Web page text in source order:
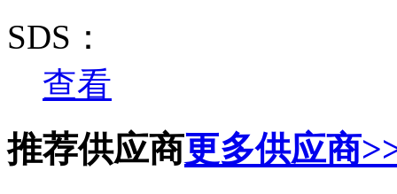
SDS：
查看
推荐供应商更多供应商